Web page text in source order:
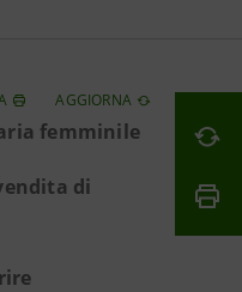
AGGIORNA
femminile
di